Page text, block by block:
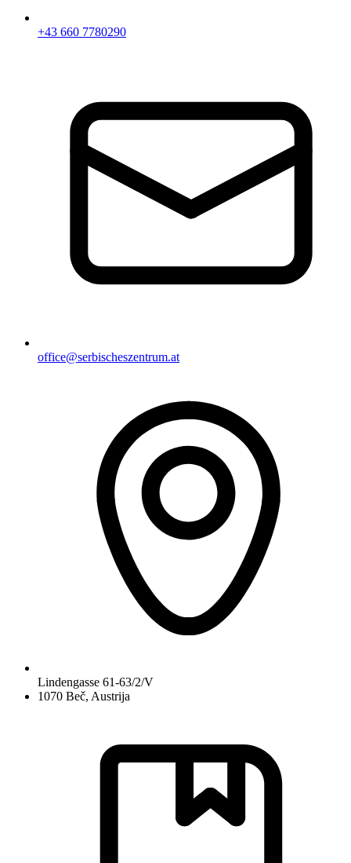
+43 660 7780290
office@serbischeszentrum.at
Lindengasse 61-63/2/V
1070 Beč, Austrija